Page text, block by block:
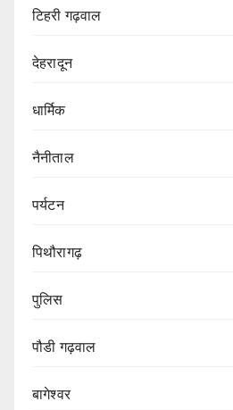
टिहरी गढ़वाल
देहरादून
धार्मिक
नैनीताल
पर्यटन
पिथौरागढ़
पुलिस
पौडी गढ़वाल
बागेश्वर